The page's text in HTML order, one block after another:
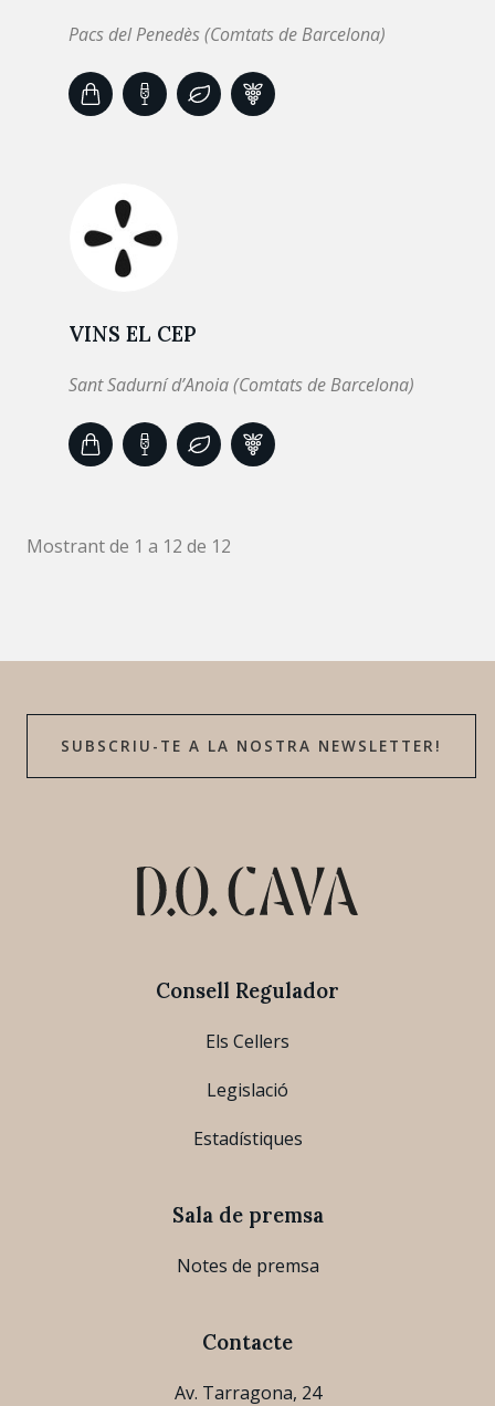
Pacs del Penedès (Comtats de Barcelona)
VINS EL CEP
Sant Sadurní d’Anoia (Comtats de Barcelona)
Mostrant de 1 a 12 de 12
SUBSCRIU-TE A LA NOSTRA NEWSLETTER!
Consell Regulador
Els Cellers
Legislació
Estadístiques
Sala de premsa
Notes de premsa
Contacte
Av. Tarragona, 24